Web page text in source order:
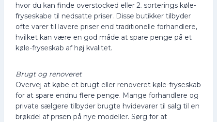
hvor du kan finde overstocked eller 2. sorterings køle-
fryseskabe til nedsatte priser. Disse butikker tilbyder
ofte varer til lavere priser end traditionelle forhandlere,
hvilket kan være en god måde at spare penge på et
køle-fryseskab af høj kvalitet.
Brugt og renoveret
Overvej at købe et brugt eller renoveret køle-fryseskab
for at spare endnu flere penge. Mange forhandlere og
private sælgere tilbyder brugte hvidevarer til salg til en
brøkdel af prisen på nye modeller. Sørg for at